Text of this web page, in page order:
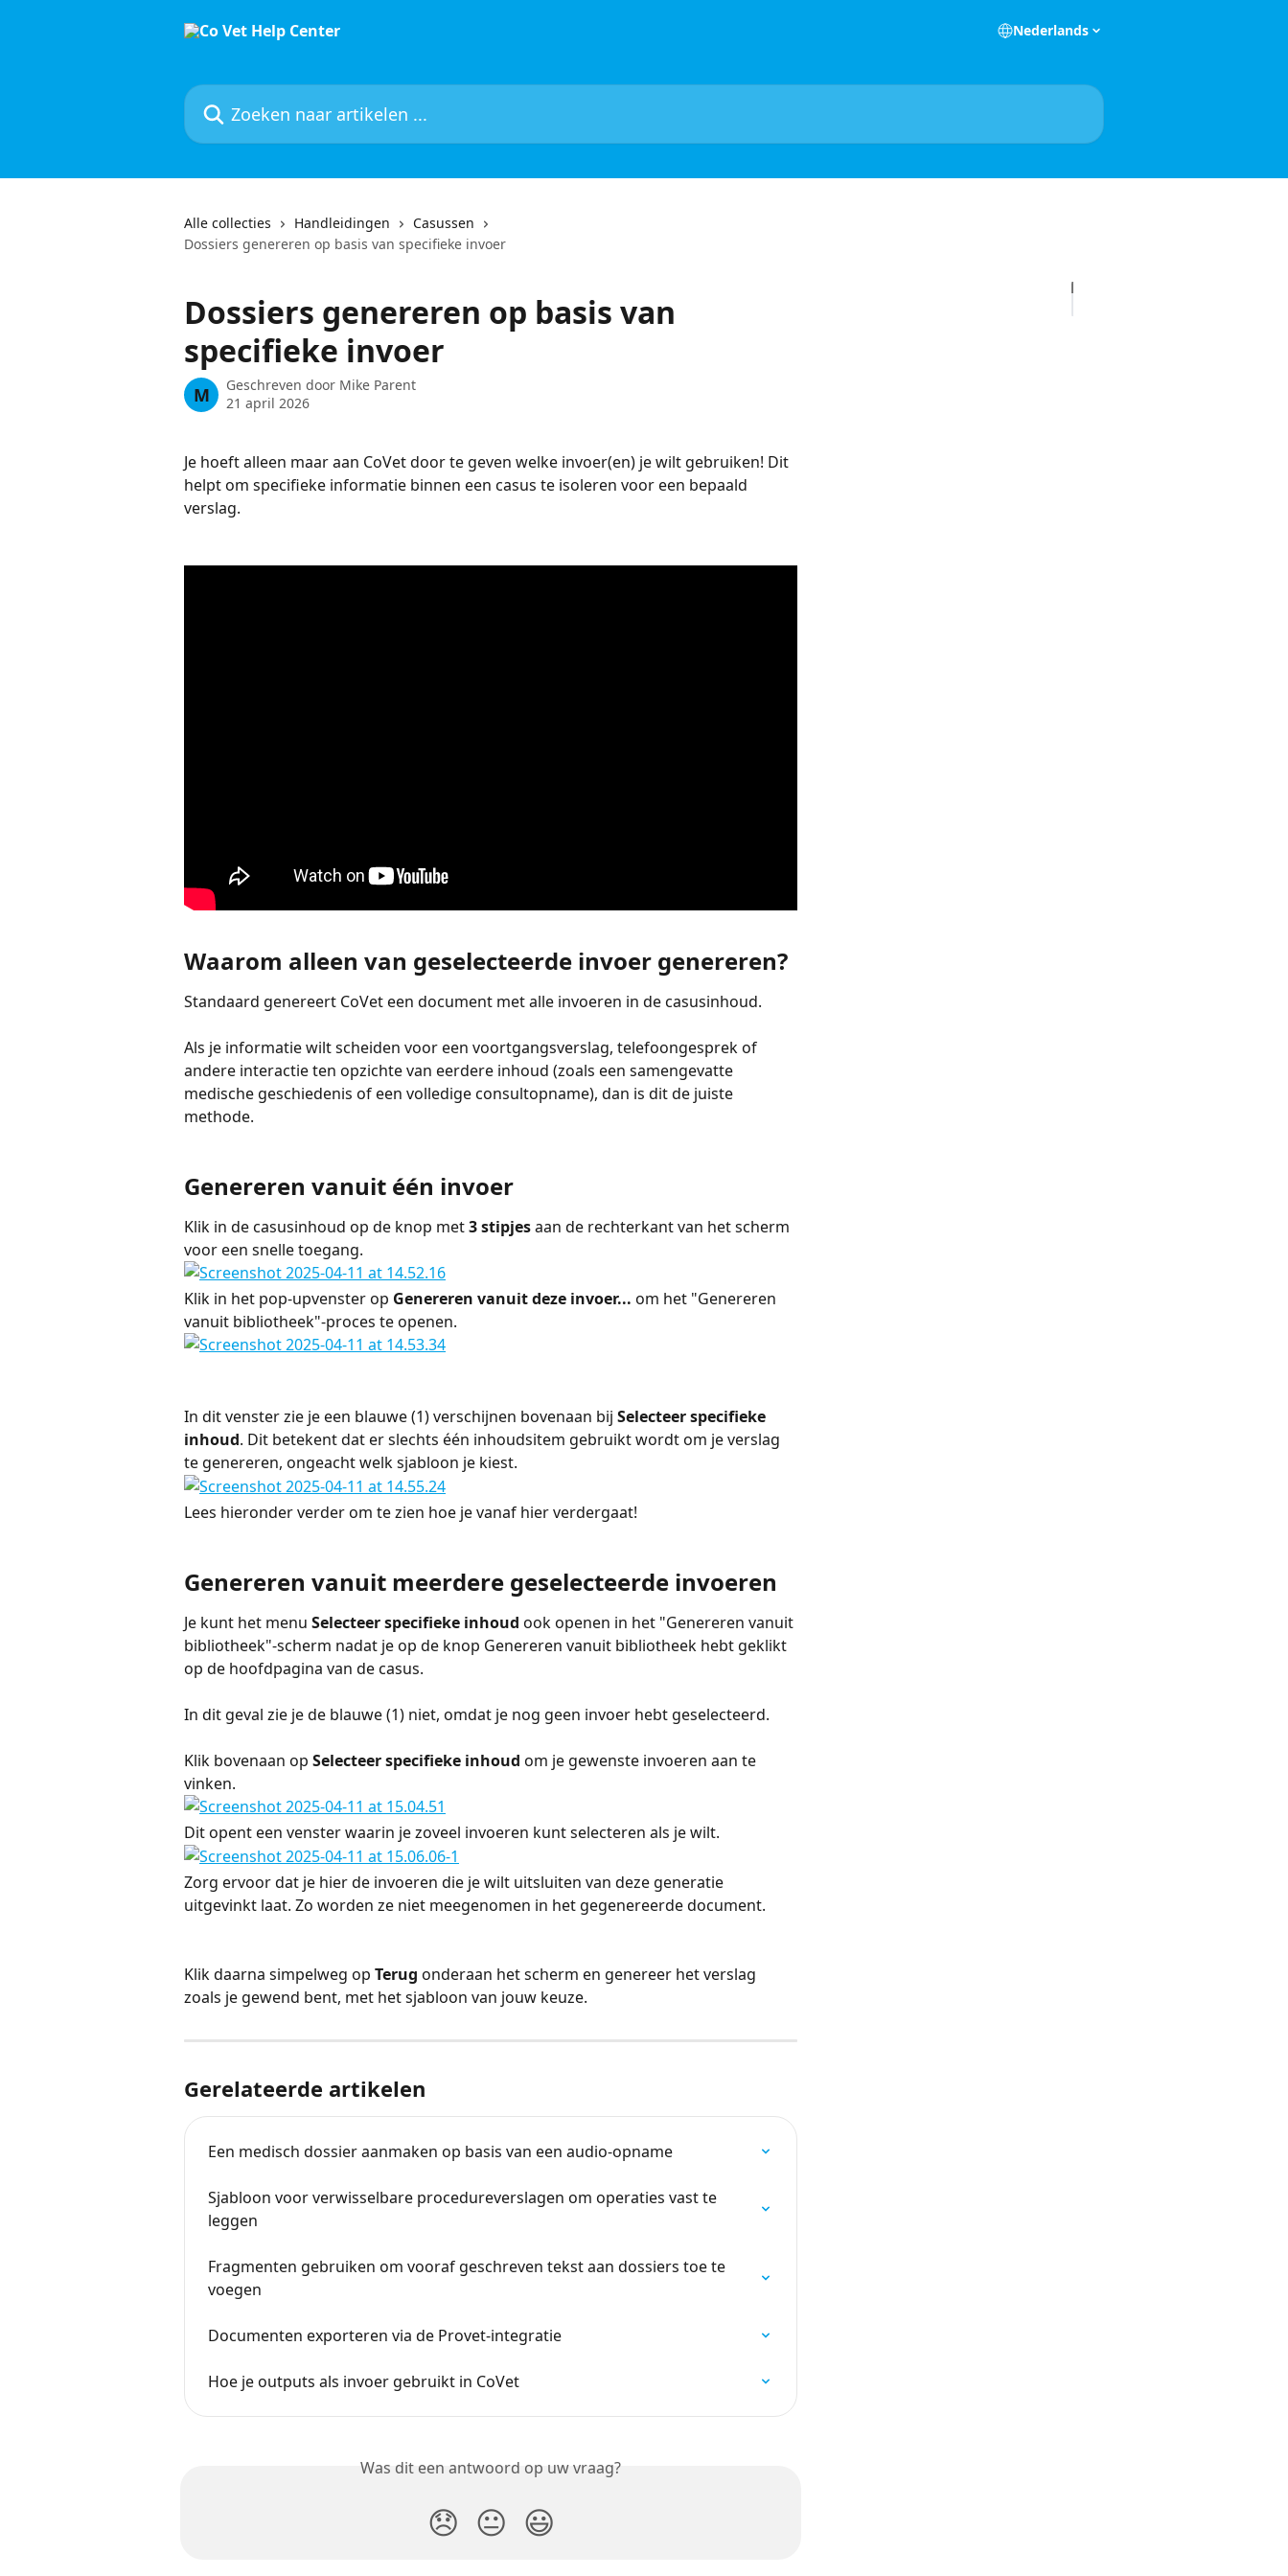
Nederlands
Zoeken naar artikelen ...
Alle collecties Handleidingen
Casussen
Dossiers genereren op basis van specifieke invoer
Dossiers genereren op basis van
specifieke invoer
M Geschreven door Mike Parent
21 april 2026
Je hoeft alleen maar aan CoVet door te geven welke invoer(en) je wilt gebruiken! Dit
helpt om specifieke informatie binnen een casus te isoleren voor een bepaald
verslag.
Waarom alleen van geselecteerde invoer genereren?
Standaard genereert CoVet een document met alle invoeren in de casusinhoud.
Als je informatie wilt scheiden voor een voortgangsverslag, telefoongesprek of
andere interactie ten opzichte van eerdere inhoud (zoals een samengevatte
medische geschiedenis of een volledige consultopname), dan is dit de juiste
methode.
Genereren vanuit één invoer
Klik in de casusinhoud op de knop met 3 stipjes aan de rechterkant van het scherm
voor een snelle toegang.
Klik in het pop-upvenster op Genereren vanuit deze invoer... om het "Genereren
vanuit bibliotheek"-proces te openen.
In dit venster zie je een blauwe (1) verschijnen bovenaan bij Selecteer specifieke
inhoud. Dit betekent dat er slechts één inhoudsitem gebruikt wordt om je verslag
te genereren, ongeacht welk sjabloon je kiest.
Lees hieronder verder om te zien hoe je vanaf hier verdergaat!
Genereren vanuit meerdere geselecteerde invoeren
Je kunt het menu Selecteer specifieke inhoud ook openen in het "Genereren vanuit
bibliotheek"-scherm nadat je op de knop Genereren vanuit bibliotheek hebt geklikt
op de hoofdpagina van de casus.
In dit geval zie je de blauwe (1) niet, omdat je nog geen invoer hebt geselecteerd.
Klik bovenaan op Selecteer specifieke inhoud om je gewenste invoeren aan te
vinken.
Dit opent een venster waarin je zoveel invoeren kunt selecteren als je wilt.
Zorg ervoor dat je hier de invoeren die je wilt uitsluiten van deze generatie
uitgevinkt laat. Zo worden ze niet meegenomen in het gegenereerde document.
Klik daarna simpelweg op Terug onderaan het scherm en genereer het verslag
zoals je gewend bent, met het sjabloon van jouw keuze.
Gerelateerde artikelen
Een medisch dossier aanmaken op basis van een audio-opname
Sjabloon voor verwisselbare procedureverslagen om operaties vast te
leggen
Fragmenten gebruiken om vooraf geschreven tekst aan dossiers toe te
voegen
Documenten exporteren via de Provet-integratie
Hoe je outputs als invoer gebruikt in CoVet
Was dit een antwoord op uw vraag?
😞 😐 😃